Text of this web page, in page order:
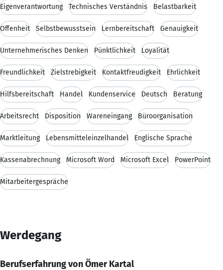
Eigenverantwortung Technisches Verständnis Belastbarkeit
Offenheit Selbstbewusstsein Lernbereitschaft Genauigkeit
Unternehmerisches Denken Pünktlichkeit Loyalität
Freundlichkeit Zielstrebigkeit Kontaktfreudigkeit Ehrlichkeit
Hilfsbereitschaft Handel Kundenservice Deutsch Beratung
Arbeitsrecht Disposition Wareneingang Büroorganisation
Marktleitung Lebensmitteleinzelhandel Englische Sprache
Kassenabrechnung Microsoft Word Microsoft Excel PowerPoint
Mitarbeitergespräche
Werdegang
Berufserfahrung von Ömer Kartal